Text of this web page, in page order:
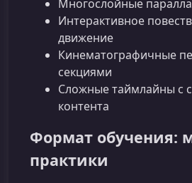
Многослойные
Интерактивное
движение
Кинематографичные
секциями
Сложные таймлайны с
контента
Формат обучения:
практики